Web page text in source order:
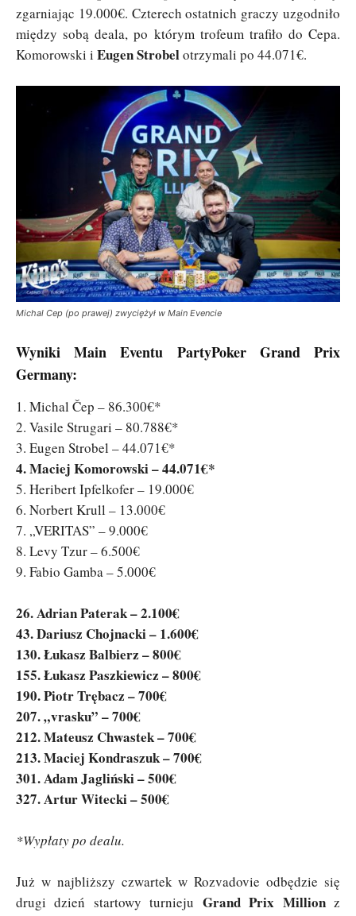
zgarniając 19.000€. Czterech ostatnich graczy uzgodniło
między sobą deala, po którym trofeum trafiło do Cepa.
Komorowski i Eugen Strobelotrzymali po 44.071€.
Michal Cep (po prawej) zwyciężył w Main Evencie
Wyniki Main Eventu PartyPoker Grand Prix
Germany:
1. Michal Čep – 86.300€*
2. Vasile Strugari – 80.788€*
3. Eugen Strobel – 44.071€*
4. Maciej Komorowski – 44.071€*
5. Heribert Ipfelkofer – 19.000€
6. Norbert Krull – 13.000€
7. „VERITAS” – 9.000€
8. Levy Tzur – 6.500€
9. Fabio Gamba – 5.000€
26. Adrian Paterak – 2.100€
43. Dariusz Chojnacki – 1.600€
130. Łukasz Balbierz – 800€
155. Łukasz Paszkiewicz – 800€
190. Piotr Trębacz – 700€
207. „vrasku” – 700€
212. Mateusz Chwastek – 700€
213. Maciej Kondraszuk – 700€
301. Adam Jagliński – 500€
327. Artur Witecki – 500€
*Wypłaty po dealu.
Już w najbliższy czwartek w Rozvadovie odbędzie się
drugi dzień startowy turnieju Grand Prix Millionz